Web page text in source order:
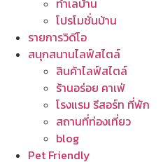
ทำเลบ้าน
โปรโมชั่นบ้าน
รายการวิดีโอ
สนุกสนานไลฟ์สไตล์
สินค้าไลฟ์สไตล์
ร้านอร่อย คาเฟ่
โรงแรม รีสอร์ท ที่พัก
สถานที่ท่องเที่ยว
blog
Pet Friendly